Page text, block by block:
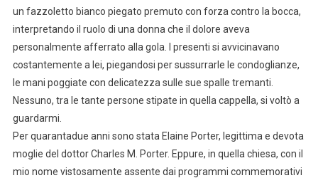
un fazzoletto bianco piegato premuto con forza contro la bocca,
interpretando il ruolo di una donna che il dolore aveva
personalmente afferrato alla gola. I presenti si avvicinavano
costantemente a lei, piegandosi per sussurrarle le condoglianze,
le mani poggiate con delicatezza sulle sue spalle tremanti.
Nessuno, tra le tante persone stipate in quella cappella, si voltò a
guardarmi.
Per quarantadue anni sono stata Elaine Porter, legittima e devota
moglie del dottor Charles M. Porter. Eppure, in quella chiesa, con il
mio nome vistosamente assente dai programmi commemorativi